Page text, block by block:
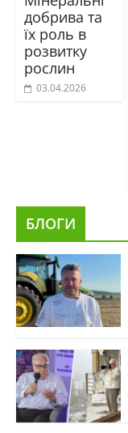
добрива та
їх роль в
розвитку
рослин
03.04.2026
БЛОГИ